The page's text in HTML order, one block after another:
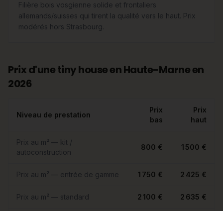
Filière bois vosgienne solide et frontaliers
allemands/suisses qui tirent la qualité vers le haut. Prix
modérés hors Strasbourg.
Prix d'une tiny house en Haute-Marne en
2026
Niveau de prestation
Prix
bas
Prix
haut
Prix au m² — kit /
autoconstruction
800 € 1 500 €
Prix au m² — entrée de gamme 1 750 € 2 425 €
Prix au m² — standard 2 100 € 2 635 €